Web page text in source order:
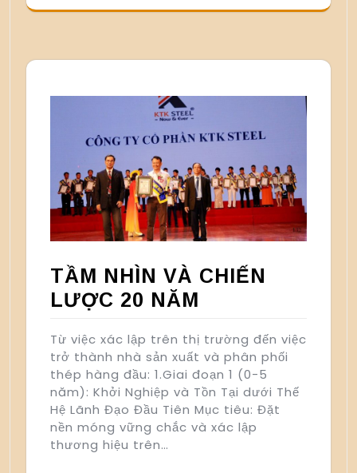
TẦM NHÌN VÀ CHIẾN
LƯỢC 20 NĂM
Từ việc xác lập trên thị trường đến việc
trở thành nhà sản xuất và phân phối
thép hàng đầu: 1.Giai đoạn 1 (0-5
năm): Khởi Nghiệp và Tồn Tại dưới Thế
Hệ Lãnh Đạo Đầu Tiên Mục tiêu: Đặt
nền móng vững chắc và xác lập
thương hiệu trên…